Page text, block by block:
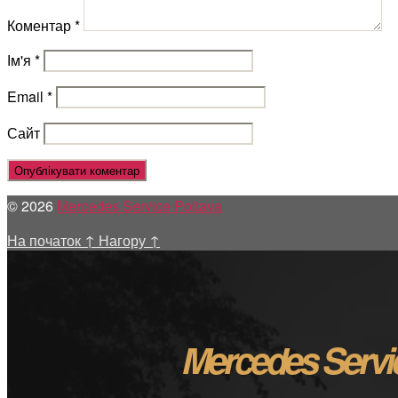
Коментар*
Ім'я *
Email *
Сайт
© 2026 Mercedes Service Poltava
На початок ↑ Нагору ↑
Mercedes